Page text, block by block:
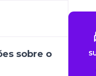
sobre o